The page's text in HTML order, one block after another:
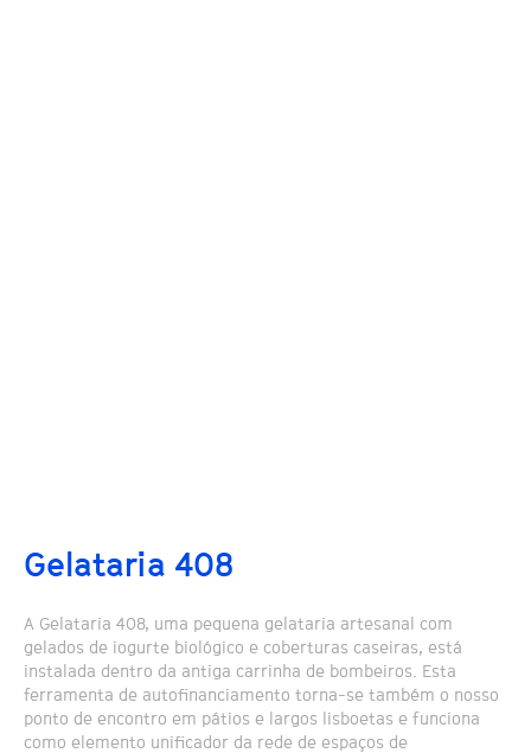
Gelataria 408
A Gelataria 408, uma pequena gelataria artesanal com
gelados de iogurte biológico e coberturas caseiras, está
instalada dentro da antiga carrinha de bombeiros. Esta
ferramenta de autofinanciamento torna-se também o nosso
ponto de encontro em pátios e largos lisboetas e funciona
como elemento unificador da rede de espaços de